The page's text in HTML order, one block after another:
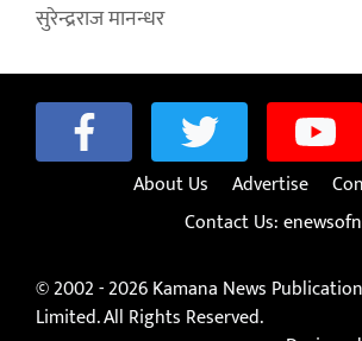
सुरेन्द्रराज मानन्धर
About Us Advertise
Contact Us:
© 2002 - 2026 Kamana News
Limited. All Rights Reserved.